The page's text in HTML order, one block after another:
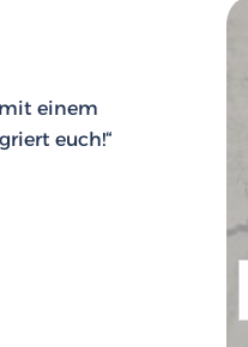
einem
euch!“